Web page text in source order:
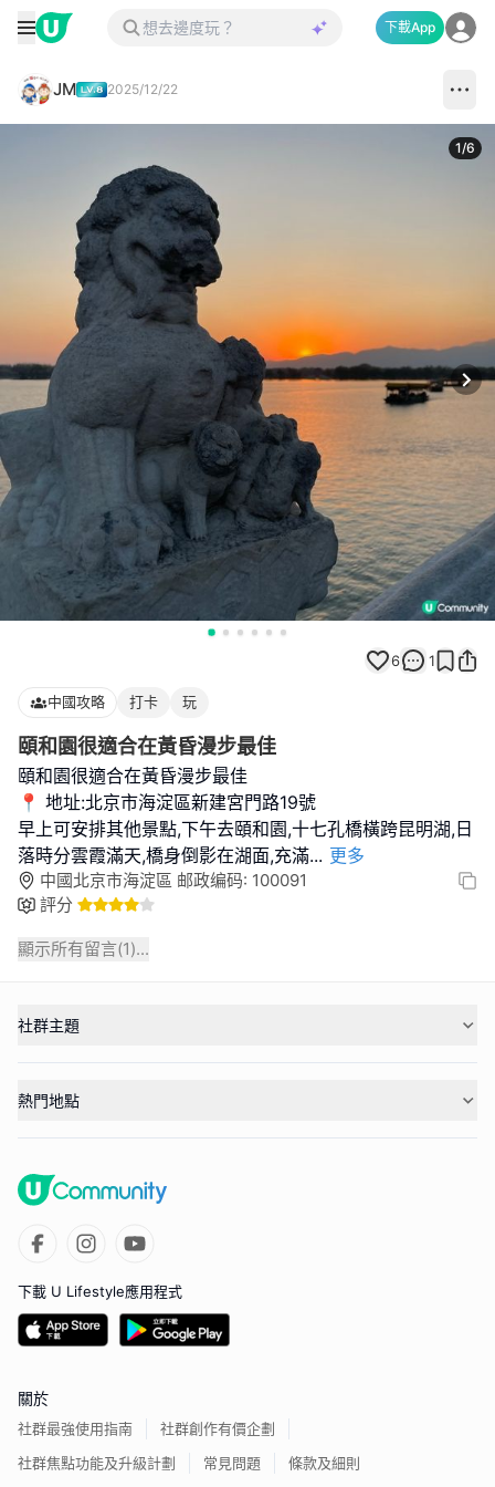
下載App
JM 2025/12/22
1/6
6 1
中國攻略 打卡 玩
頤和園很適合在黃昏漫步最佳
頤和園很適合在黃昏漫步最佳
📍 地址:北京市海淀區新建宮門路19號
早上可安排其他景點,下午去頤和園,十七孔橋橫跨昆明湖,日
落時分雲霞滿天,橋身倒影在湖面,充滿... 更多
中國北京市海淀區 邮政编码: 100091
評分
顯示所有留言(1)...
社群主題
熱門地點
下載 U Lifestyle應用程式
關於
社群最強使用指南
社群創作有價企劃
社群焦點功能及升級計劃
常見問題 條款及細則